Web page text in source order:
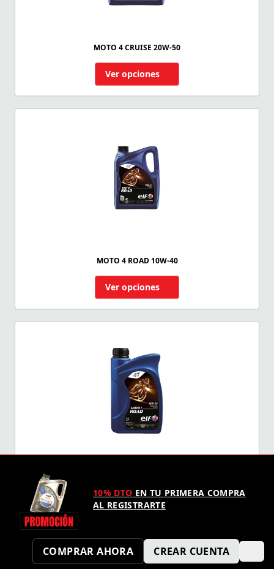
10% DTO EN TU PRIMERA COMPRA
AL REGISTRARTE
COMPRAR AHORA CREAR CUENTA
MOTO 4 CRUISE 20W-50
Ver opciones
MOTO 4 ROAD 10W-40
Ver opciones
Ver opciones